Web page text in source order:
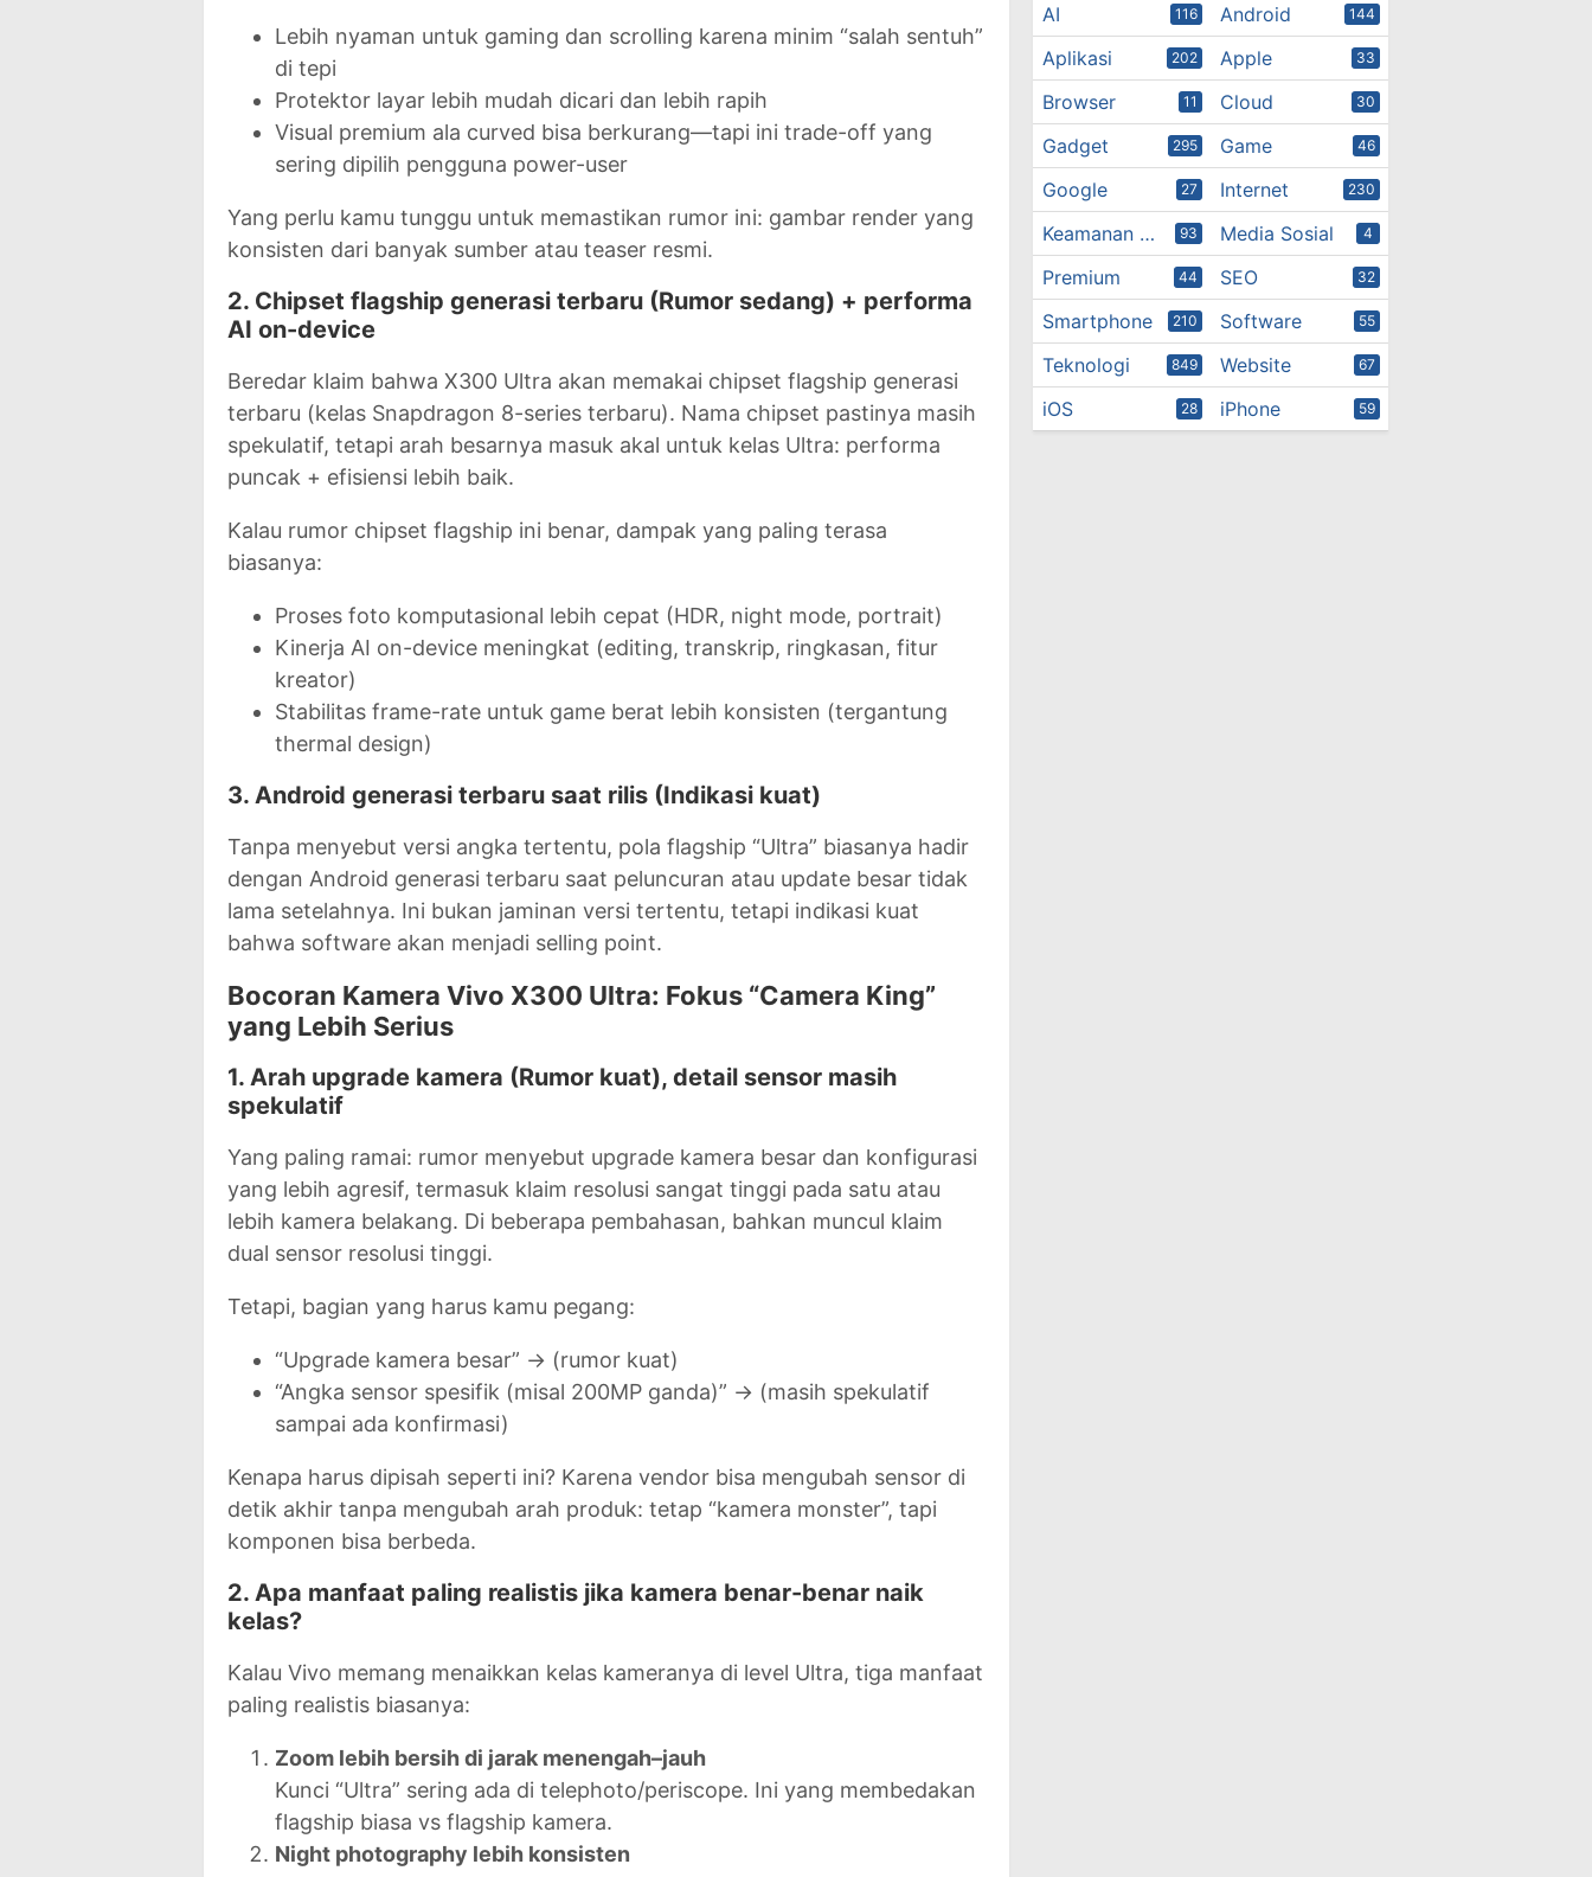
Lebih nyaman untuk gaming dan scrolling karena minim “salah sentuh”
di tepi
Protektor layar lebih mudah dicari dan lebih rapih
Visual premium ala curved bisa berkurang—tapi ini trade-off yang
sering dipilih pengguna power-user
Yang perlu kamu tunggu untuk memastikan rumor ini: gambar render yang
konsisten dari banyak sumber atau teaser resmi.
2. Chipset flagship generasi terbaru (Rumor sedang) + performa
AI on-device
Beredar klaim bahwa X300 Ultra akan memakai chipset flagship generasi
terbaru (kelas Snapdragon 8-series terbaru). Nama chipset pastinya masih
spekulatif, tetapi arah besarnya masuk akal untuk kelas Ultra: performa
puncak + efisiensi lebih baik.
Kalau rumor chipset flagship ini benar, dampak yang paling terasa
biasanya:
Proses foto komputasional lebih cepat (HDR, night mode, portrait)
Kinerja AI on-device meningkat (editing, transkrip, ringkasan, fitur
kreator)
Stabilitas frame-rate untuk game berat lebih konsisten (tergantung
thermal design)
3. Android generasi terbaru saat rilis (Indikasi kuat)
Tanpa menyebut versi angka tertentu, pola flagship “Ultra” biasanya hadir
dengan Android generasi terbaru saat peluncuran atau update besar tidak
lama setelahnya. Ini bukan jaminan versi tertentu, tetapi indikasi kuat
bahwa software akan menjadi selling point.
Bocoran Kamera Vivo X300 Ultra: Fokus “Camera King”
yang Lebih Serius
1. Arah upgrade kamera (Rumor kuat), detail sensor masih
spekulatif
Yang paling ramai: rumor menyebut upgrade kamera besar dan konfigurasi
yang lebih agresif, termasuk klaim resolusi sangat tinggi pada satu atau
lebih kamera belakang. Di beberapa pembahasan, bahkan muncul klaim
dual sensor resolusi tinggi.
Tetapi, bagian yang harus kamu pegang:
“Upgrade kamera besar” → (rumor kuat)
“Angka sensor spesifik (misal 200MP ganda)” → (masih spekulatif
sampai ada konfirmasi)
Kenapa harus dipisah seperti ini? Karena vendor bisa mengubah sensor di
detik akhir tanpa mengubah arah produk: tetap “kamera monster”, tapi
komponen bisa berbeda.
2. Apa manfaat paling realistis jika kamera benar-benar naik
kelas?
Kalau Vivo memang menaikkan kelas kameranya di level Ultra, tiga manfaat
paling realistis biasanya:
Zoom lebih bersih di jarak menengah–jauh
Kunci “Ultra” sering ada di telephoto/periscope. Ini yang membedakan
flagship biasa vs flagship kamera.
Night photography lebih konsisten
AI
116 Android 144
Aplikasi 202 Apple 33
Browser 11 Cloud 30
Gadget 295 Game 46
Google 27 Internet 230
Keamanan Digital 93 Media Sosial 4
Premium 44 SEO 32
Smartphone 210 Software 55
Teknologi 849 Website 67
iOS 28 iPhone 59